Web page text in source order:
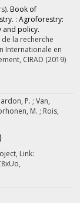
Book of
: Agroforestry:
and policy.
la recherche
Internationale en
CIRAD (2019)
P. ; Van,
M. ; Rois,
, Link:
,